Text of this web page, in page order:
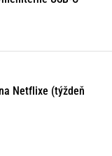
Netflixe (týždeň